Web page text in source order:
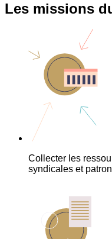
Les missions
Collecter les
syndicales et